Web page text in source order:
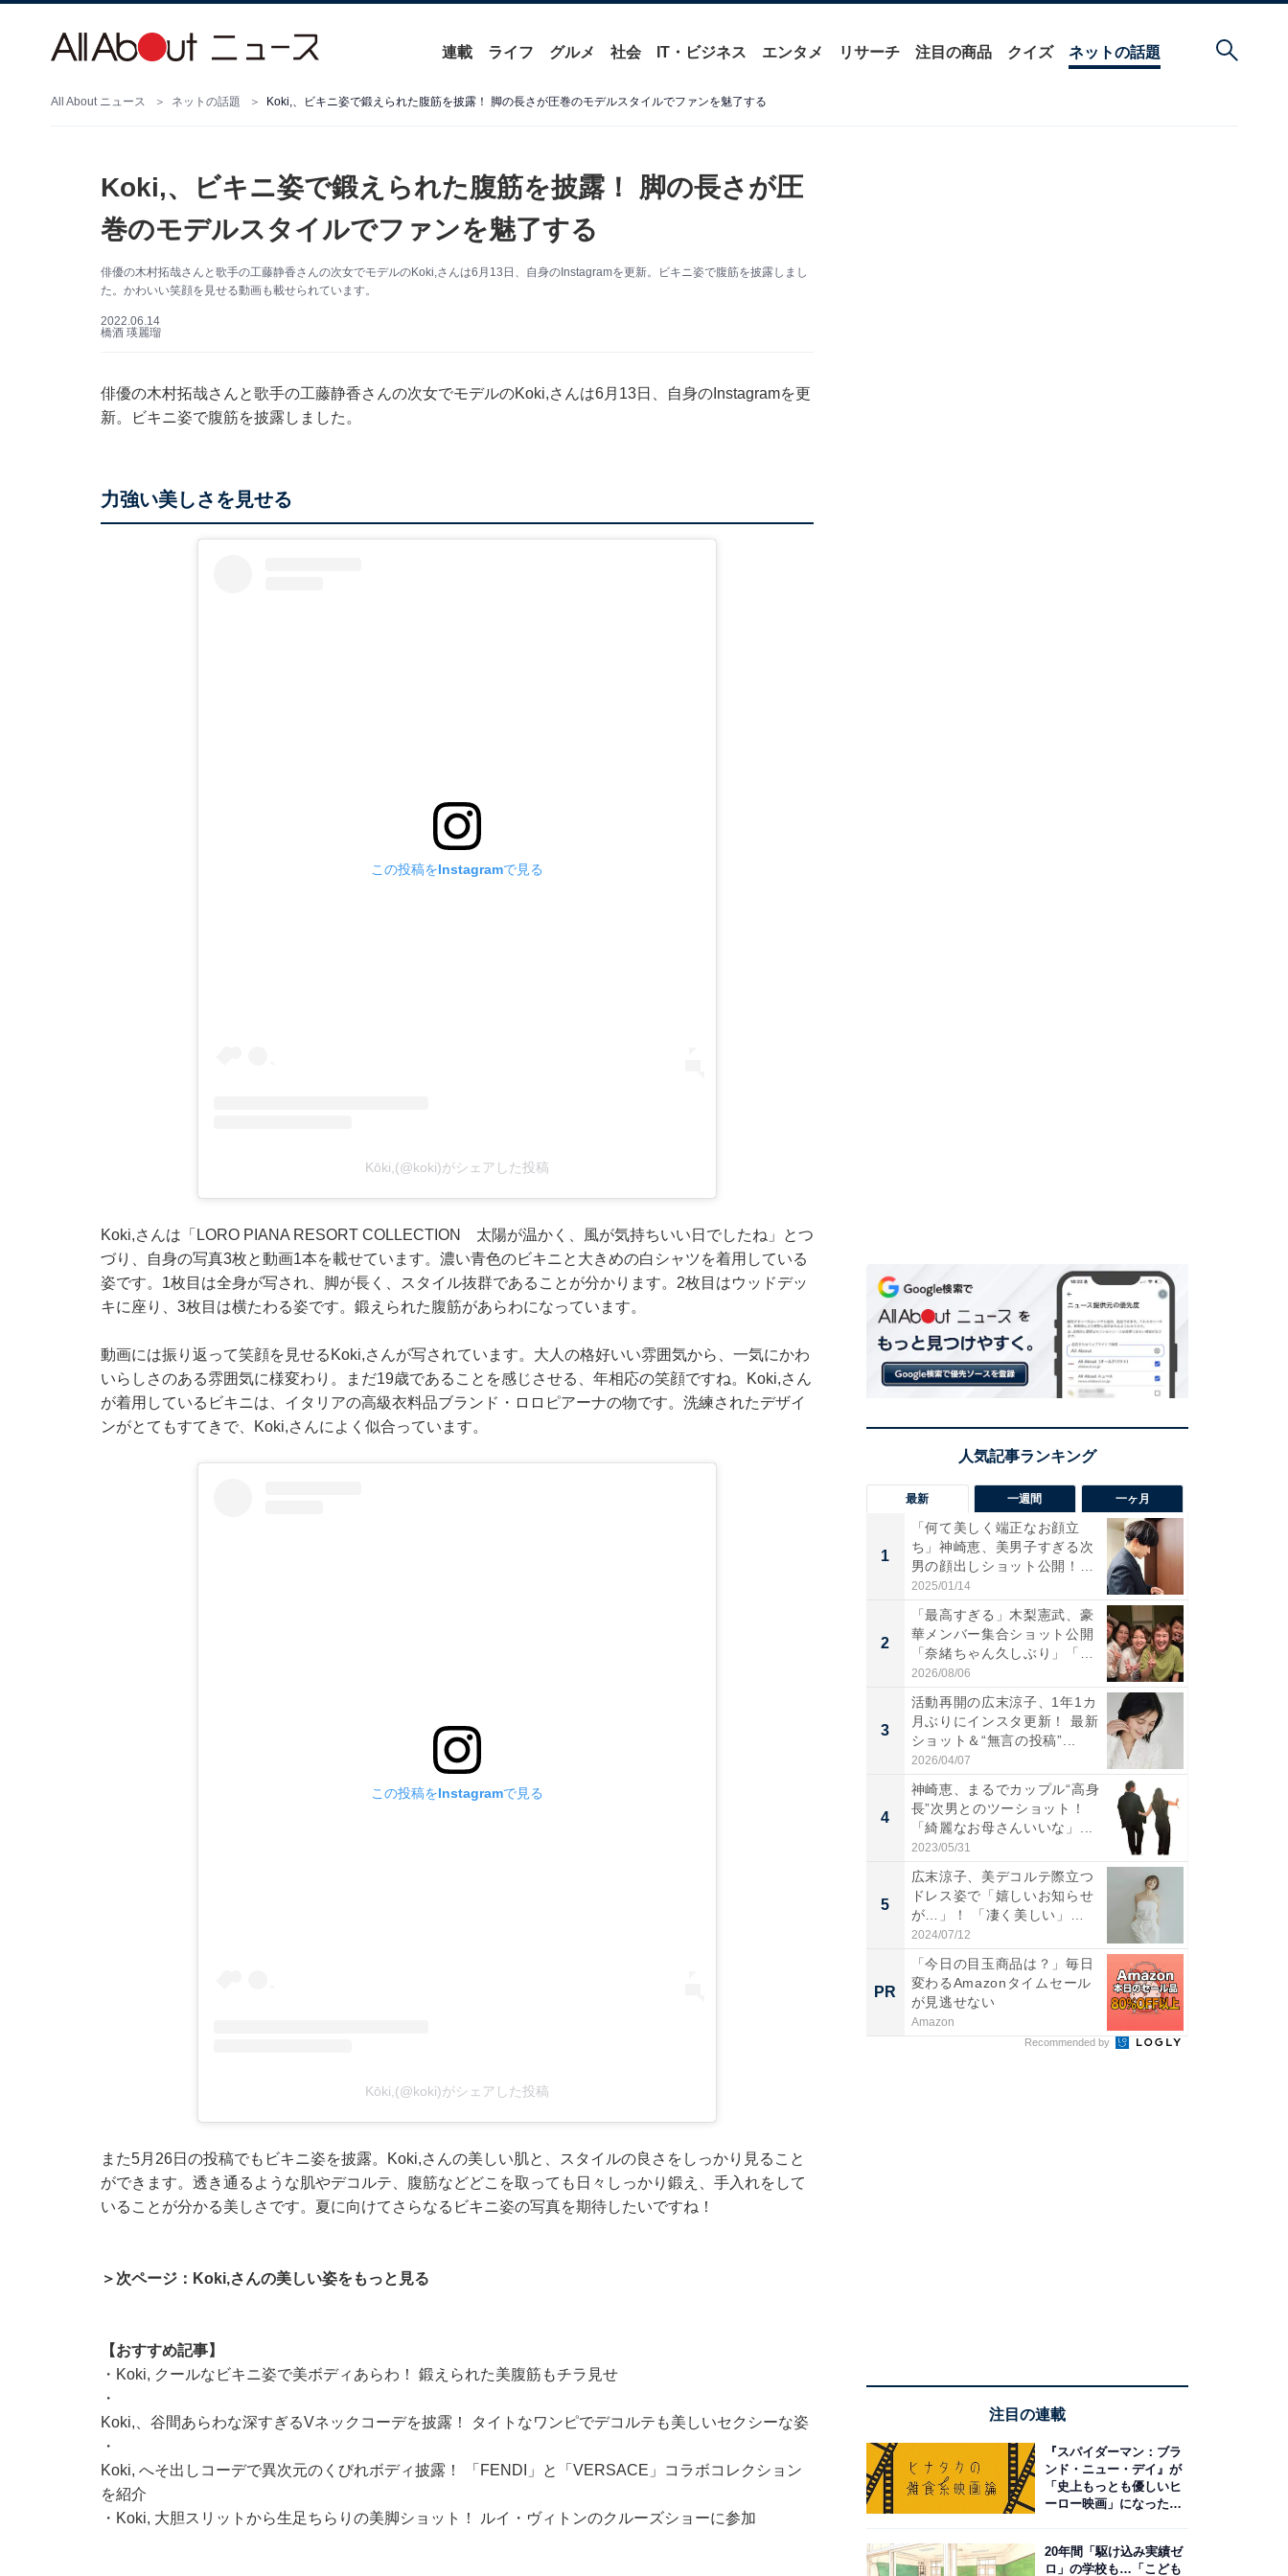
連載 ライフ グルメ 社会 IT・ビジネス エンタメ リサーチ 注目の商品 クイズ ネットの話題
All About ニュース ネットの話題 Koki,、ビキニ姿で鍛えられた腹筋を披露！ 脚の長さが圧巻のモデルスタイルでファンを魅了する
Koki,、ビキニ姿で鍛えられた腹筋を披露！ 脚の長さが圧
巻のモデルスタイルでファンを魅了する
俳優の木村拓哉さんと歌手の工藤静香さんの次女でモデルのKoki,さんは6月13日、自身のInstagramを更新。ビキニ姿で腹筋を披露しまし
た。かわいい笑顔を見せる動画も載せられています。
2022.06.14
橋酒 瑛麗瑠
俳優の木村拓哉さんと歌手の工藤静香さんの次女でモデルのKoki,さんは6月13日、自身のInstagramを更
新。ビキニ姿で腹筋を披露しました。
力強い美しさを見せる
この投稿をInstagramで見る
Kōki,(@koki)がシェアした投稿
Koki,さんは「LORO PIANA RESORT COLLECTION 太陽が温かく、風が気持ちいい日でしたね」とつ
づり、自身の写真3枚と動画1本を載せています。濃い青色のビキニと大きめの白シャツを着用している
姿です。1枚目は全身が写され、脚が長く、スタイル抜群であることが分かります。2枚目はウッドデッ
キに座り、3枚目は横たわる姿です。鍛えられた腹筋があらわになっています。
動画には振り返って笑顔を見せるKoki,さんが写されています。大人の格好いい雰囲気から、一気にかわ
いらしさのある雰囲気に様変わり。まだ19歳であることを感じさせる、年相応の笑顔ですね。Koki,さん
が着用しているビキニは、イタリアの高級衣料品ブランド・ロロピアーナの物です。洗練されたデザイ
ンがとてもすてきで、Koki,さんによく似合っています。
この投稿をInstagramで見る
Kōki,(@koki)がシェアした投稿
また5月26日の投稿でもビキニ姿を披露。Koki,さんの美しい肌と、スタイルの良さをしっかり見ること
ができます。透き通るような肌やデコルテ、腹筋などどこを取っても日々しっかり鍛え、手入れをして
いることが分かる美しさです。夏に向けてさらなるビキニ姿の写真を期待したいですね！
＞次ページ：Koki,さんの美しい姿をもっと見る
【おすすめ記事】
・ Koki, クールなビキニ姿で美ボディあらわ！ 鍛えられた美腹筋もチラ見せ
・
Koki,、谷間あらわな深すぎるVネックコーデを披露！ タイトなワンピでデコルテも美しいセクシーな姿
・
Koki, へそ出しコーデで異次元のくびれボディ披露！ 「FENDI」と「VERSACE」コラボコレクション
を紹介
・ Koki, 大胆スリットから生足ちらりの美脚ショット！ ルイ・ヴィトンのクルーズショーに参加
最新 一週間 一ヶ月
1
「何て美しく端正なお顔立
ち」神崎恵、美男子すぎる次
男の顔出しショット公開！
「め...
2025/01/14
2
「最高すぎる」木梨憲武、豪
華メンバー集合ショット公開
「奈緒ちゃん久しぶり」「み
ん...
2026/08/06
3
活動再開の広末涼子、1年1カ
月ぶりにインスタ更新！ 最新
ショット＆“無言の投稿”...
2026/04/07
4
神崎恵、まるでカップル“高身
長”次男とのツーショット！
「綺麗なお母さんいいな」...
2023/05/31
5
広末涼子、美デコルテ際立つ
ドレス姿で「嬉しいお知らせ
が…」！ 「凄く美しい」
「透...
2024/07/12
PR
「今日の目玉商品は？」毎日
変わるAmazonタイムセール
が見逃せない
Amazon
Recommended by
注目の連載
『スパイダーマン：ブラ
ンド・ニュー・デイ』が
「史上もっとも優しいヒ
ーロー映画」になった理
20年間「駆け込み実績ゼ
ロ」の学校も…「こども